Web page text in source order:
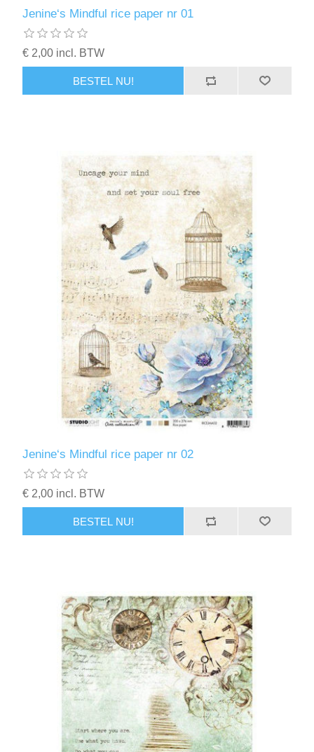
Kaarten 2021
Jenine‘s Mindful rice paper nr 01
€ 2,00 incl. BTW
BESTEL NU!
Jenine‘s Mindful rice paper nr 02
€ 2,00 incl. BTW
BESTEL NU!